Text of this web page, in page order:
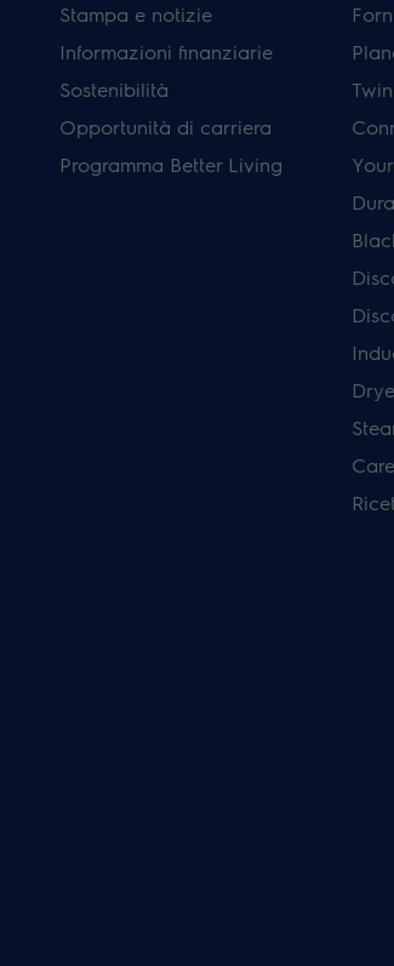
Stampa e notizie
Informazioni finanziarie
Sostenibilità
Opportunità di carriera
Programma Better Living